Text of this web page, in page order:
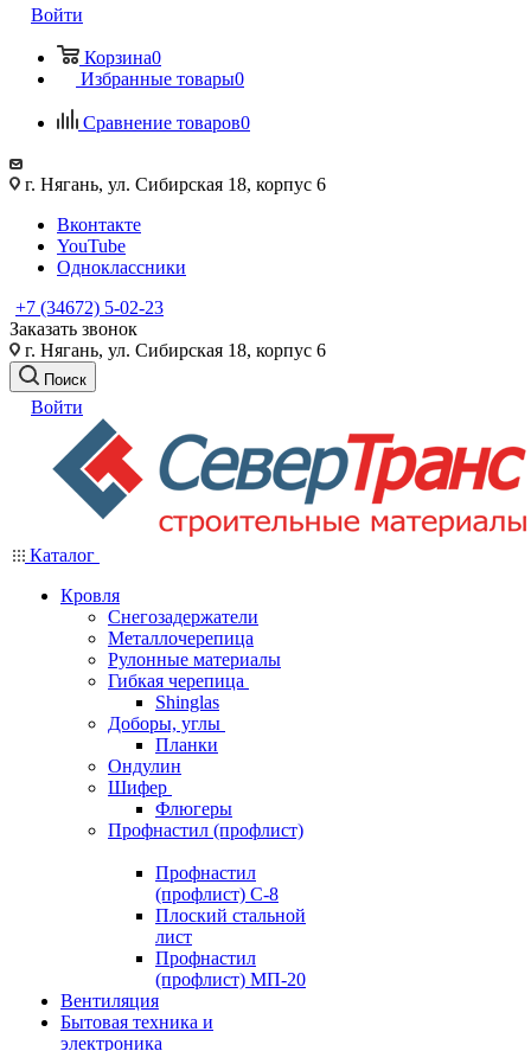
Войти
Корзина0
Избранные товары0
Сравнение товаров0
г. Нягань, ул. Сибирская 18, корпус 6
Вконтакте
YouTube
Одноклассники
+7 (34672) 5-02-23
Заказать звонок
г. Нягань, ул. Сибирская 18, корпус 6
Поиск
Войти
Каталог
Кровля
Снегозадержатели
Металлочерепица
Рулонные материалы
Гибкая черепица
Shinglas
Доборы, углы
Планки
Ондулин
Шифер
Флюгеры
Профнастил (профлист)
Профнастил
(профлист) С-8
Плоский стальной
лист
Профнастил
(профлист) МП-20
Вентиляция
Бытовая техника и
электроника